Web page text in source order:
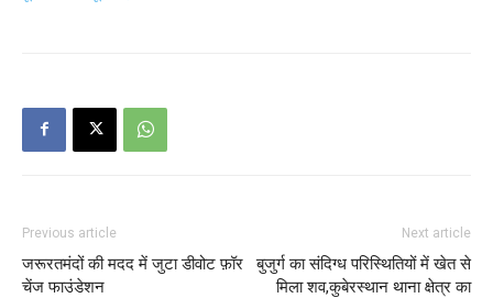
Previous article
जरूरतमंदों की मदद में जुटा डीवोट फ़ॉर
चेंज फाउंडेशन
Next article
बुजुर्ग का संदिग्ध परिस्थितियों में खेत से
मिला शव,कुबेरस्थान थाना क्षेत्र का